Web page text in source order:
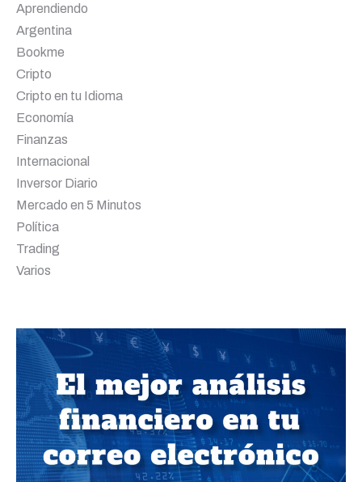
Aprendiendo
Argentina
Bookme
Cripto
Cripto en tu Idioma
Economía
Finanzas
Internacional
Inversor Diario
Mercado en 5 Minutos
Política
Trading
Varios